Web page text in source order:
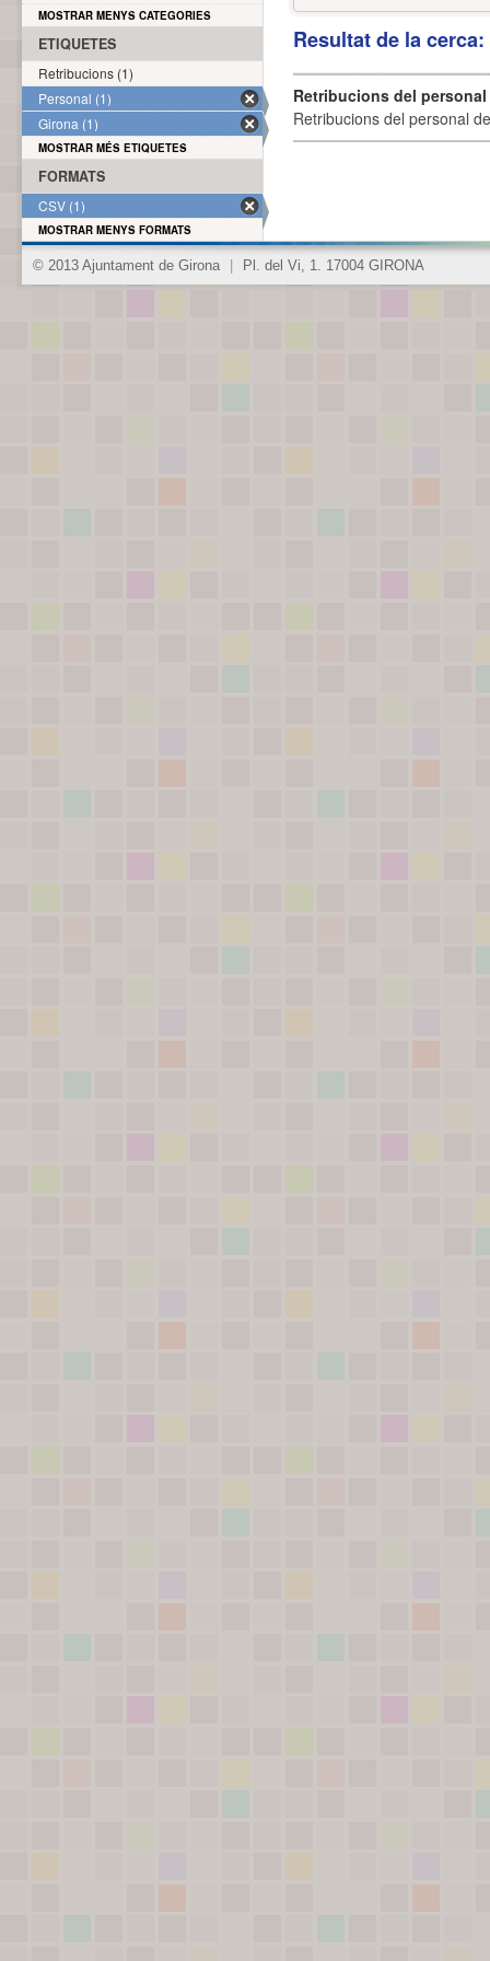
Resultat de la
Retribucions del
Retribucions del personal
MOSTRAR MENYS CATEGORIES
ETIQUETES
Retribucions (1)
Personal (1)
Girona (1)
MOSTRAR MÉS ETIQUETES
FORMATS
CSV (1)
MOSTRAR MENYS FORMATS
© 2013 Ajuntament de Girona Pl. del Vi, 1. 17004 GIRONA